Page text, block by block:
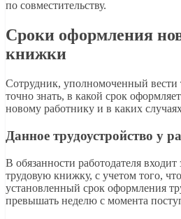
по совместительству.
Сроки оформления
книжки
Сотрудник, уполномоченный
точно знать, в какой срок
новому работнику и в каких
Данное трудоустройство у
В обязанности работодателя входит
трудовую книжку, с учетом того,
установленный срок оформления
превышать неделю с момента